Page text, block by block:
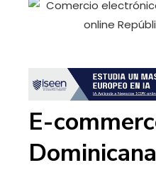
E-
Dominicana